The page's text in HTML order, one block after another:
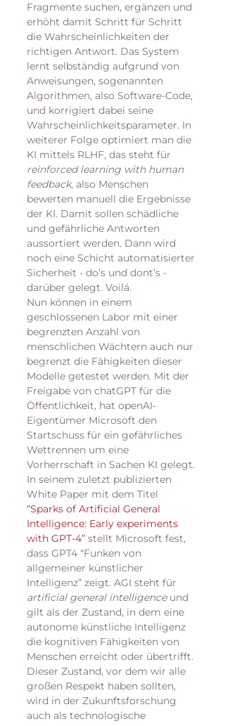
Fragmente suchen, ergänzen und
erhöht damit Schritt für Schritt
die Wahrscheinlichkeiten der
richtigen Antwort. Das System
lernt selbständig aufgrund von
Anweisungen, sogenannten
Algorithmen, also Software-Code,
und korrigiert dabei seine
Wahrscheinlichkeitsparameter. In
weiterer Folge optimiert man die
KI mittels RLHF, das steht für
reinforced learning with human
feedback, also Menschen
bewerten manuell die Ergebnisse
der KI. Damit sollen schädliche
und gefährliche Antworten
aussortiert werden. Dann wird
noch eine Schicht automatisierter
Sicherheit - do’s und dont’s -
darüber gelegt. Voilá.
Nun können in einem
geschlossenen Labor mit einer
begrenzten Anzahl von
menschlichen Wächtern auch nur
begrenzt die Fähigkeiten dieser
Modelle getestet werden. Mit der
Freigabe von chatGPT für die
Öffentlichkeit, hat openAI-
Eigentümer Microsoft den
Startschuss für ein gefährliches
Wettrennen um eine
Vorherrschaft in Sachen KI gelegt.
In seinem zuletzt publizierten
White Paper mit dem Titel
“Sparks of Artificial General
Intelligence: Early experiments
with GPT-4” stellt Microsoft fest,
dass GPT4 “Funken von
allgemeiner künstlicher
Intelligenz” zeigt. AGI steht für
artificial general intelligence und
gilt als der Zustand, in dem eine
autonome künstliche Intelligenz
die kognitiven Fähigkeiten von
Menschen erreicht oder übertrifft.
Dieser Zustand, vor dem wir alle
großen Respekt haben sollten,
wird in der Zukunftsforschung
auch als technologische